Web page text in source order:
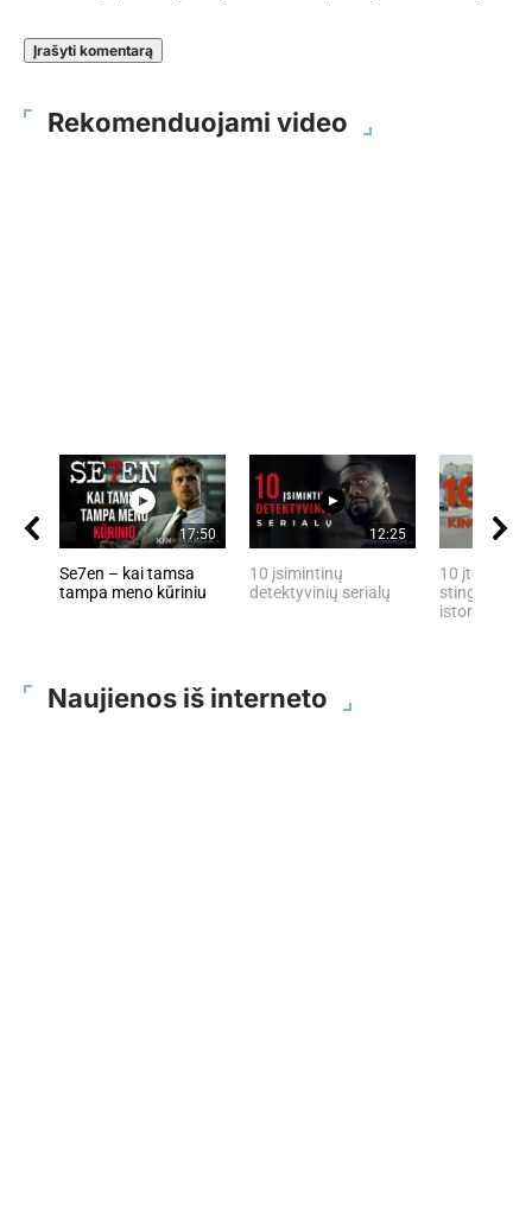
Rekomenduojami video
17:50
Se7en – kai tamsa
tampa meno kūriniu
12:25
10 įsimintinų
detektyvinių serialų
10 įtemptų,
stingdančių
istorijų
Naujienos iš interneto